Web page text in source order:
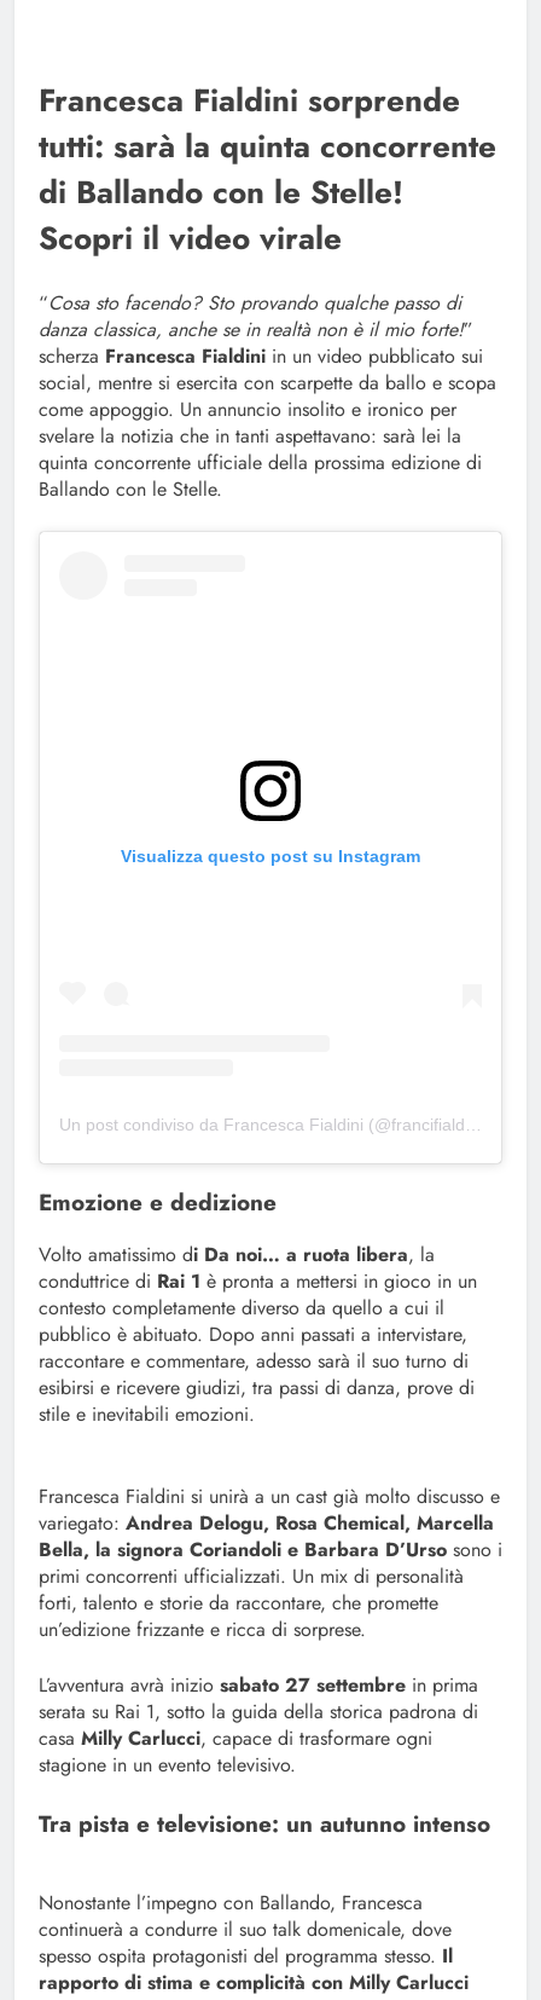
Francesca Fialdini sorprende
tutti: sarà la quinta concorrente
di Ballando con le Stelle!
Scopri il video virale
“Cosa sto facendo? Sto provando qualche passo di
danza classica, anche se in realtà non è il mio forte!”
scherza Francesca Fialdini in un video pubblicato sui
social, mentre si esercita con scarpette da ballo e scopa
come appoggio. Un annuncio insolito e ironico per
svelare la notizia che in tanti aspettavano: sarà lei la
quinta concorrente ufficiale della prossima edizione di
Ballando con le Stelle.
Visualizza questo post su Instagram
Un post condiviso da Francesca Fialdini (@francifialdini)
Emozione e dedizione
Volto amatissimo di Da noi… a ruota libera, la
conduttrice di Rai 1 è pronta a mettersi in gioco in un
contesto completamente diverso da quello a cui il
pubblico è abituato. Dopo anni passati a intervistare,
raccontare e commentare, adesso sarà il suo turno di
esibirsi e ricevere giudizi, tra passi di danza, prove di
stile e inevitabili emozioni.
Francesca Fialdini si unirà a un cast già molto discusso e
variegato: Andrea Delogu, Rosa Chemical, Marcella
Bella, la signora Coriandoli e Barbara D’Urso sono i
primi concorrenti ufficializzati. Un mix di personalità
forti, talento e storie da raccontare, che promette
un’edizione frizzante e ricca di sorprese.
L’avventura avrà inizio sabato 27 settembre in prima
serata su Rai 1, sotto la guida della storica padrona di
casa Milly Carlucci, capace di trasformare ogni
stagione in un evento televisivo.
Tra pista e televisione: un autunno intenso
Nonostante l’impegno con Ballando, Francesca
continuerà a condurre il suo talk domenicale, dove
spesso ospita protagonisti del programma stesso. Il
rapporto di stima e complicità con Milly Carlucci